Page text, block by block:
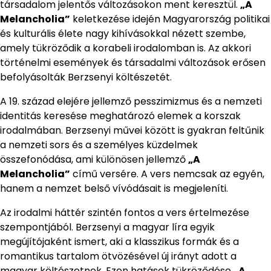
társadalom jelentős változásokon ment keresztül. „A
Melancholia” keletkezése idején Magyarország politikai
és kulturális élete nagy kihívásokkal nézett szembe,
amely tükröződik a korabeli irodalomban is. Az akkori
történelmi események és társadalmi változások erősen
befolyásolták Berzsenyi költészetét.
A 19. század elejére jellemző pesszimizmus és a nemzeti
identitás keresése meghatározó elemek a korszak
irodalmában. Berzsenyi művei között is gyakran feltűnik
a nemzeti sors és a személyes küzdelmek
összefonódása, ami különösen jellemző„A
Melancholia” című versére. A vers nemcsak az egyén,
hanem a nemzet belső vívódásait is megjeleníti.
Az irodalmi háttér szintén fontos a vers értelmezése
szempontjából. Berzsenyi a magyar líra egyik
megújítójaként ismert, aki a klasszikus formák és a
romantikus tartalom ötvözésével új irányt adott a